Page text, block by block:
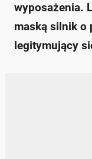
wyposażenia.
maską silnik o
legitymujący